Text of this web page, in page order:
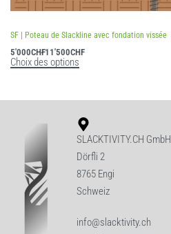
SF | Poteau de Slackline avec fondation vissée
5'000CHF11'500CHF
Choix des options
SLACKTIVITY.CH GmbH
Dörfli 2
8765 Engi
Schweiz
info@slacktivity.ch